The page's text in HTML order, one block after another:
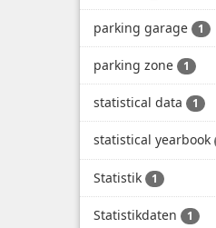
parking garage 1
parking zone 1
statistical data 1
statistical yearbook
Statistik 1
Statistikdaten 1